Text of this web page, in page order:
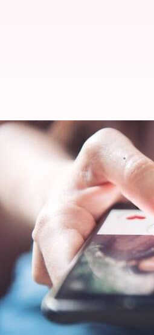
ஃபேஸ்புக்
Venkatalakshmi V Aug
செய்தி முன்னோட்டம்
ஃபேஸ்புக்
மூலம்
ஏமாற்றப்பட்டுள்ளார்.
இச்சம்பவம் தற்போது
மும்பையைச் சேர்ந்த
தொடங்கியதாக
தொடர் உரையாடலின்
உதவியை
முதியவரும் UPI